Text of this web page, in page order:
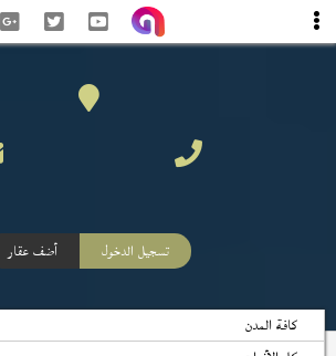
تسجيل الدخول أضف عقار